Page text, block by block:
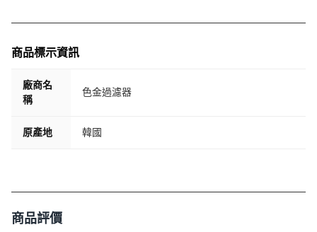
商品標示資訊
廠商名
稱
色金過濾器
原產地 韓國
商品評價